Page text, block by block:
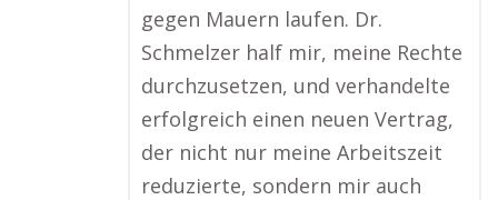
gegen Mauern laufen. Dr.
Schmelzer half mir, meine Rechte
durchzusetzen, und verhandelte
erfolgreich einen neuen Vertrag,
der nicht nur meine Arbeitszeit
reduzierte, sondern mir auch